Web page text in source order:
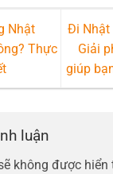
Nhật
Thực
Đi Nhật
Giải
giúp
luận
không được hiển